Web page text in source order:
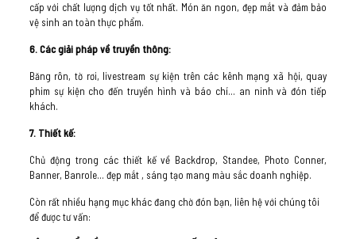
cấp với chất lượng dịch vụ tốt nhất. Món ăn ngon, đẹp mắt và đảm bảo
vệ sinh an toàn thực phẩm.
6. Các giải pháp về truyền thông:
Băng rôn, tờ rơi, livestream sự kiện trên các kênh mạng xã hội, quay
phim sự kiện cho đến truyền hình và báo chí… an ninh và đón tiếp
khách.
7. Thiết kế:
Chủ động trong các thiết kế về Backdrop, Standee, Photo Conner,
Banner, Banrole… đẹp mắt , sáng tạo mang màu sắc doanh nghiệp.
Còn rất nhiều hạng mục khác đang chờ đón bạn, liên hệ với chúng tôi
để được tư vấn: